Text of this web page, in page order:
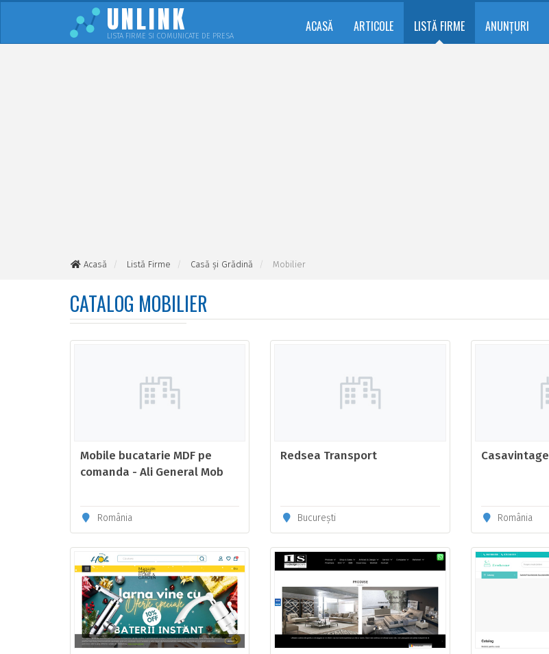
UNLINK
LISTA FIRME SI COMUNICATE DE PRESA
ACASĂ ARTICOLE LISTĂ FIRME ANUNȚURI
Acasă Listă Firme Casă şi Grădină Mobilier
CATALOG MOBILIER
Mobile bucatarie MDF pe
comanda - Ali General Mob
România
Redsea Transport
București
Casavintage
România